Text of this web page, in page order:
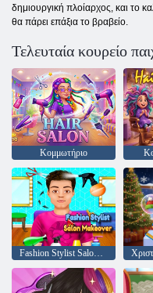
δημιουργική πλοίαρχος, και το
θα πάρει επάξια το βραβείο.
Τελευταία κουρείο
Κομμωτήριο